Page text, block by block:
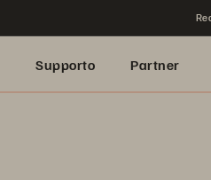
Supporto Partner